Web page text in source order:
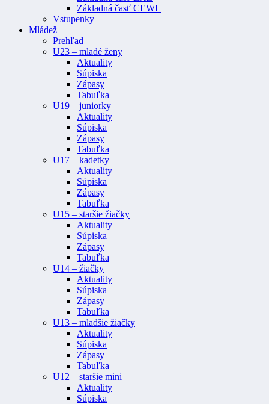
Základná časť CEWL
Vstupenky
Mládež
Prehľad
U23 – mladé ženy
Aktuality
Súpiska
Zápasy
Tabuľka
U19 – juniorky
Aktuality
Súpiska
Zápasy
Tabuľka
U17 – kadetky
Aktuality
Súpiska
Zápasy
Tabuľka
U15 – staršie žiačky
Aktuality
Súpiska
Zápasy
Tabuľka
U14 – žiačky
Aktuality
Súpiska
Zápasy
Tabuľka
U13 – mladšie žiačky
Aktuality
Súpiska
Zápasy
Tabuľka
U12 – staršie mini
Aktuality
Súpiska